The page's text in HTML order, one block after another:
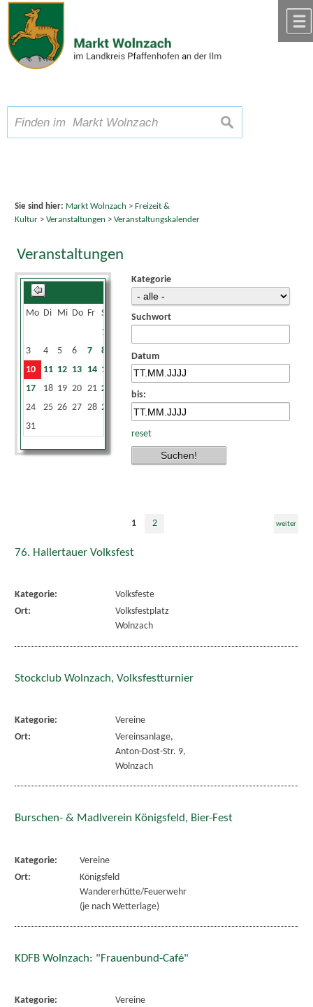
Zum Inhalt,zur Navigation
Schriftgröße A A A suchen
Sie sind hier: Markt Wolnzach > Freizeit &
Kultur> Veranstaltungen > Veranstaltungskalender
Veranstaltungen
Mo Di Mi Do Fr Sa
1
3
4 5 6 7 8
10
11 12 13 14 15
17
18 19 20 21 22
24
25 26 27 28 29
31
Kategorie
Suchwort
Datum
bis:
reset
1 2 weiter
76. Hallertauer Volksfest
Kategorie:
Volksfeste
Ort:
Volksfestplatz
Wolnzach
Stockclub Wolnzach, Volksfestturnier
Kategorie:
Vereine
Ort:
Vereinsanlage,
Anton-Dost-Str. 9,
Wolnzach
Burschen- & Madlverein Königsfeld, Bier-Fest
Kategorie:
Vereine
Ort:
Königsfeld
Wandererhütte/Feuerwehr
(je nach Wetterlage)
KDFB Wolnzach: "Frauenbund-Café"
Kategorie:
Vereine